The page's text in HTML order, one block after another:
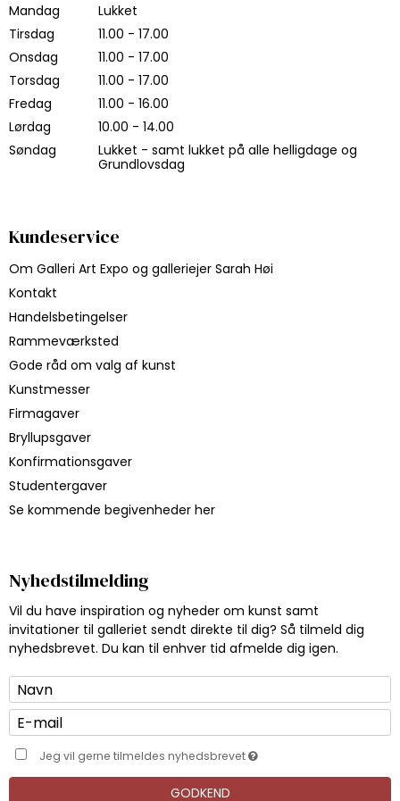
Mandag
Lukket
Tirsdag
11.00 - 17.00
Onsdag
11.00 - 17.00
Torsdag
11.00 - 17.00
Fredag
11.00 - 16.00
Lørdag
10.00 - 14.00
Søndag
Lukket - samt lukket på alle helligdage og
Grundlovsdag
Kundeservice
Om Galleri Art Expo og galleriejer Sarah Høi
Kontakt
Handelsbetingelser
Rammeværksted
Gode råd om valg af kunst
Kunstmesser
Firmagaver
Bryllupsgaver
Konfirmationsgaver
Studentergaver
Se kommende begivenheder her
Nyhedstilmelding
Vil du have inspiration og nyheder om kunst samt
invitationer til galleriet sendt direkte til dig? Så tilmeld dig
nyhedsbrevet. Du kan til enhver tid afmelde dig igen.
Jeg vil gerne tilmeldes nyhedsbrevet
GODKEND